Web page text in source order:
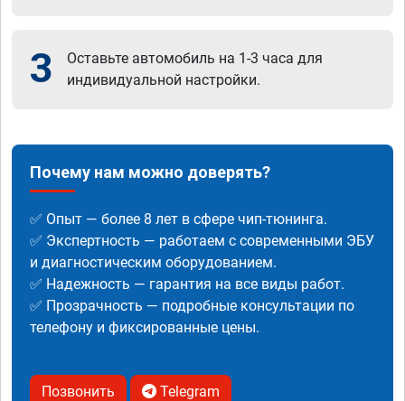
3
Оставьте автомобиль на 1-3 часа для
индивидуальной настройки.
Почему нам можно доверять?
✅ Опыт — более 8 лет в сфере чип-тюнинга.
✅ Экспертность — работаем с современными ЭБУ
и диагностическим оборудованием.
✅ Надежность — гарантия на все виды работ.
✅ Прозрачность — подробные консультации по
телефону и фиксированные цены.
Позвонить Telegram